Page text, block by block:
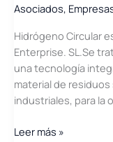
Asociados,
Hidrógeno Circular
Enterprise. SL.Se
una tecnología
material de
industriales, para la
Hidrógeno
Leer más »